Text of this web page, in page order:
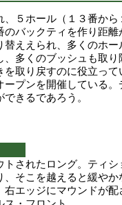
、５ホール（１３番か
バックティを作り距
ええられ、多くのホ
多くのブッシュも取
取り戻すのに役立っ
プンを開催している
きるであろう。
されたロング。ティ
そこを越えると緩や
エッジにマウンドが